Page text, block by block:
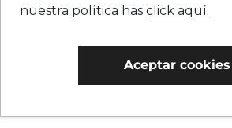
nuestra política has click aquí.
Aceptar cookies